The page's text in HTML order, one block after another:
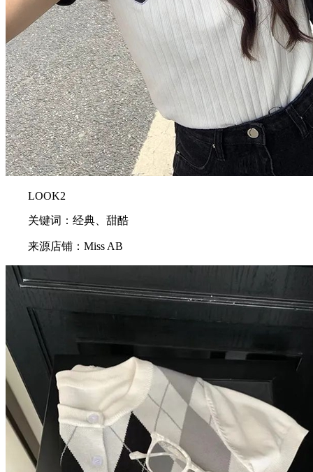
LOOK2
关键词：经典、甜酷
来源店铺：Miss AB